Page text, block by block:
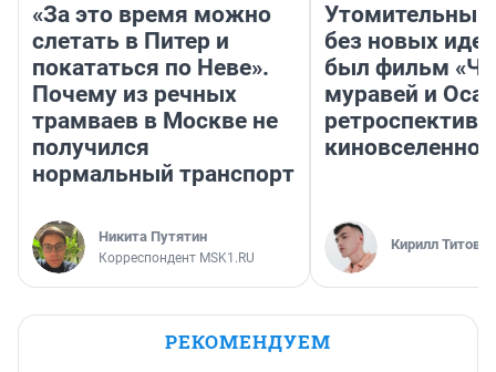
«За это время можно
слетать в Питер и
покататься по Неве».
Почему из речных
трамваев в Москве не
получился
нормальный транспорт
Никита Путятин
Корреспондент MSK1.RU
Утомительный
без новых
был фильм
муравей и
ретроспектива
Кирилл Титов
РЕКОМЕНДУЕМ